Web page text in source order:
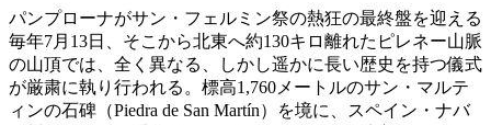
パンプローナがサン・フェルミン祭の熱狂の最終盤を迎える
毎年7月13日、そこから北東へ約130キロ離れたピレネー山脈
の山頂では、全く異なる、しかし遥かに長い歴史を持つ儀式
が厳粛に執り行われる。標高1,760メートルのサン・マルテ
ィンの石碑（Piedra de San Martín）を境に、スペイン・ナバ